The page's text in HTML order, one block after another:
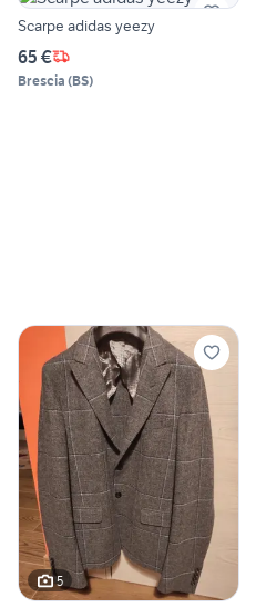
Scarpe adidas yeezy
65 €
Brescia (BS)
5